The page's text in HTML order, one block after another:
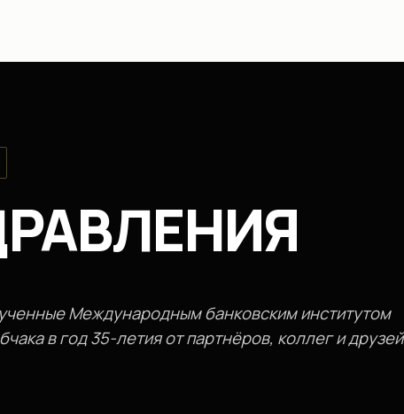
Международным банковским институтом
в год 35-летия от партнёров, коллег и друзей